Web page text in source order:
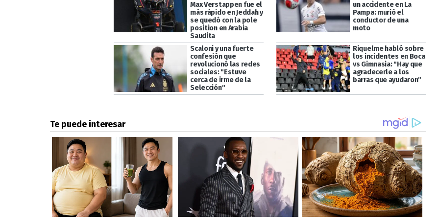
Max Verstappen fue el
más rápido en Jeddah y
se quedó con la pole
position en Arabia
Saudita
un accidente en La
Pampa: murió el
conductor de una
moto
Scaloni y una fuerte
confesión que
revolucionó las redes
sociales: "Estuve
cerca de irme de la
Selección"
Riquelme habló sobre
los incidentes en Boca
vs Gimnasia: "Hay que
agradecerle a los
barras que ayudaron"